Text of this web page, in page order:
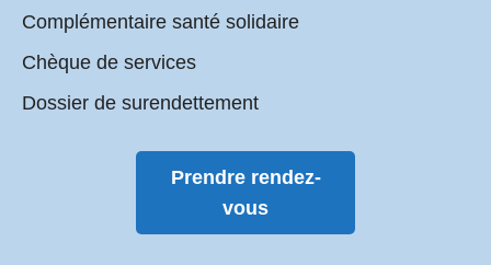
Complémentaire santé solidaire
Chèque de services
Dossier de surendettement
Prendre rendez-
vous